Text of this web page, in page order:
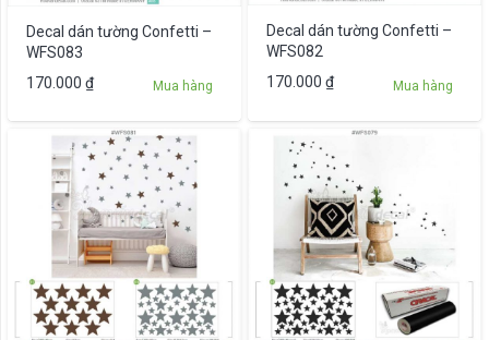
Decal dán tường Confetti –
WFS083
170.000 ₫ Mua hàng
Decal dán tường Confetti –
WFS082
170.000 ₫ Mua hàng